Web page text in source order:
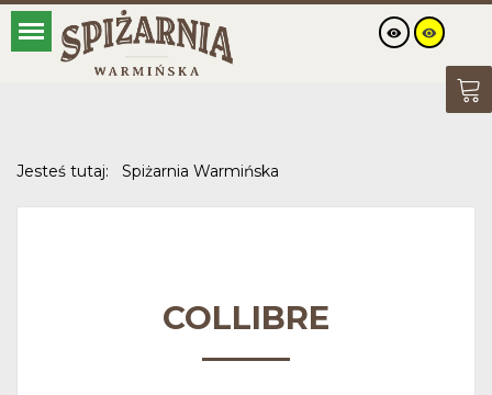
Jesteś tutaj: Spiżarnia Warmińska
COLLIBRE